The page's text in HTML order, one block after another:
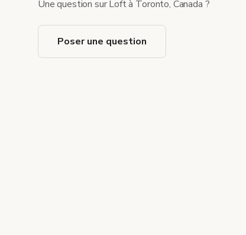
Une question sur Loft à Toronto, Canada ?
Poser une question